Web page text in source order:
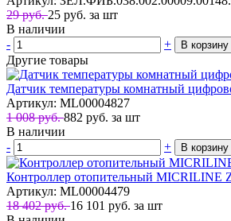
29 руб.25 руб. за шт
В наличии
-
+ В корзину
Другие товары
Датчик температуры комнатный
Артикул: ML00004827
1 008 руб.882 руб. за шт
В наличии
-
+ В корзину
Контроллер отопительный MICRILINE
Артикул: ML00004479
18 402 руб.16 101 руб. за шт